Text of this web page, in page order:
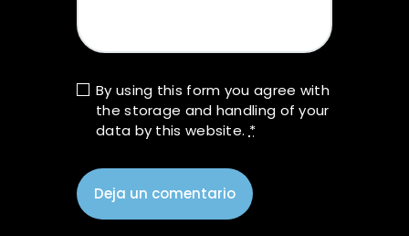
By using this form you agree with
the storage and handling of your
data by this website. *